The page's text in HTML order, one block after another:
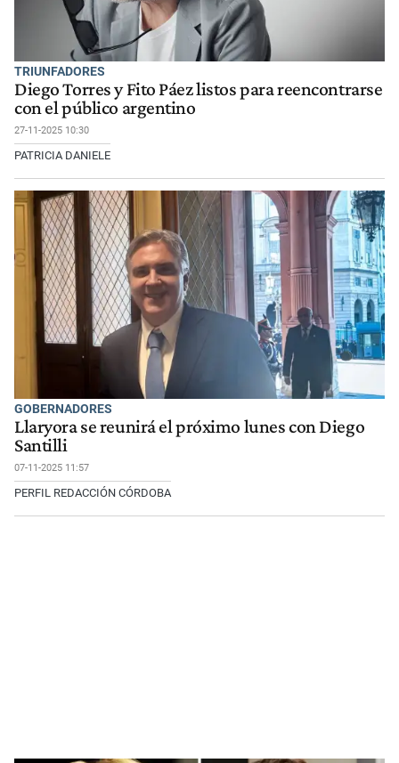
TRIUNFADORES
Diego Torres y Fito Páez listos para reencontrarse
con el público argentino
27-11-2025 10:30
PATRICIA DANIELE
GOBERNADORES
Llaryora se reunirá el próximo lunes con Diego
Santilli
07-11-2025 11:57
PERFIL REDACCIÓN CÓRDOBA